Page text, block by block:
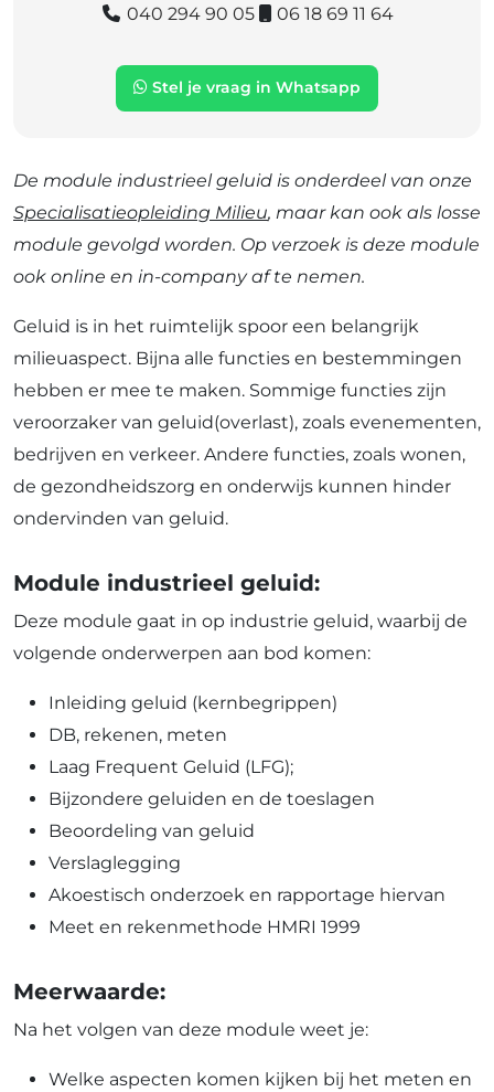
De module industrieel geluid is onderdeel van onze
Specialisatieopleiding Milieu, maar kan ook als losse
module gevolgd worden. Op verzoek is deze module
ook online en in-company af te nemen.
Geluid is in het ruimtelijk spoor een belangrijk
milieuaspect. Bijna alle functies en bestemmingen
hebben er mee te maken. Sommige functies zijn
veroorzaker van geluid(overlast), zoals evenementen,
bedrijven en verkeer. Andere functies, zoals wonen,
de gezondheidszorg en onderwijs kunnen hinder
ondervinden van geluid.
Module industrieel geluid:
Deze module gaat in op industrie geluid, waarbij de
volgende onderwerpen aan bod komen:
Inleiding geluid (kernbegrippen)
DB, rekenen, meten
Laag Frequent Geluid (LFG);
Bijzondere geluiden en de toeslagen
Beoordeling van geluid
Verslaglegging
Akoestisch onderzoek en rapportage hiervan
Meet en rekenmethode HMRI 1999
Meerwaarde:
Na het volgen van deze module weet je:
Welke aspecten komen kijken bij het meten en
040 294 90 05
06 18 69 11 64
Stel je vraag in Whatsapp